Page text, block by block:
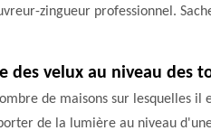
zingueur professionnel.
des velux au niveau des
de maisons sur lesquelles il
de la lumière au niveau